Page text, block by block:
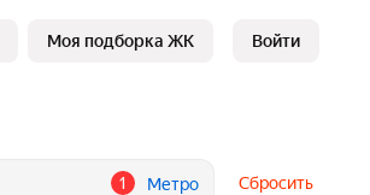
Моя подборка ЖК Войти
1 Метро Сбросить